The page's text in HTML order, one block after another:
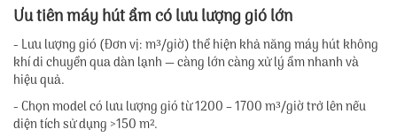
Ưu tiên máy hút ẩm có lưu lượng gió lớn
- Lưu lượng gió (Đơn vị: m³/giờ) thể hiện khả năng máy hút không
khí di chuyển qua dàn lạnh — càng lớn càng xử lý ẩm nhanh và
hiệu quả.
- Chọn model có lưu lượng gió từ 1200 – 1700 m³/giờ trở lên nếu
diện tích sử dụng >150 m².